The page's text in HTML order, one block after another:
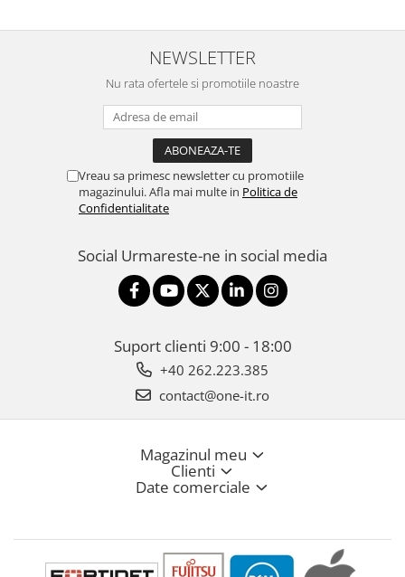
NEWSLETTER
Nu rata ofertele si promotiile noastre
Vreau sa primesc newsletter cu promotiile
magazinului. Afla mai multe in Politica de
Confidentialitate
Social Urmareste-ne in social media
Suport clienti 9:00 - 18:00
+40 262.223.385
contact@one-it.ro
Magazinul meu
Clienti
Date comerciale